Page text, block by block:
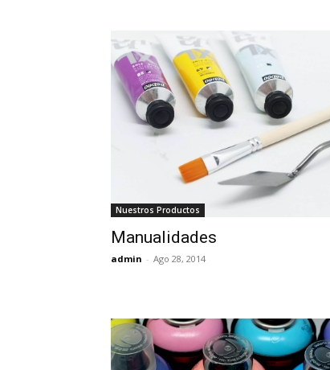
Nuestros Productos
Manualidades
admin - Ago 28, 2014